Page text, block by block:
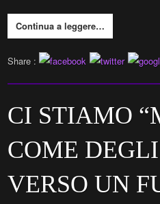
Continua a leggere…
Share :
CI STIAMO
COME
VERSO UN